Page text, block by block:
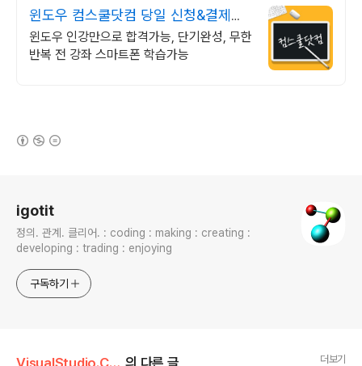
윈도우 컴스쿨닷컴 당일 신청&결제시
기프티콘!
윈도우 인강만으로 합격가능, 단기완성, 무한
반복 전 강좌 스마트폰 학습가능
igotit
정의. 관계. 클리어. : coding : making : creating :
developing : trading : enjoying
구독하기
VisualStudio.C++.C#/코딩팁,함수활용,단편 의 다른 글 더보기